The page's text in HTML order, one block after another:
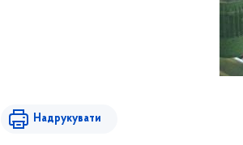
Надрукувати